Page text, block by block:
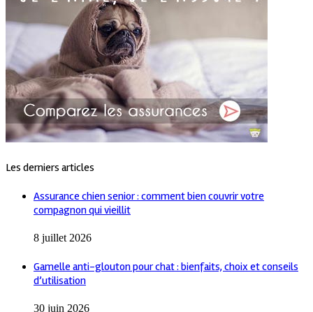
Les derniers articles
Assurance chien senior : comment bien couvrir votre
compagnon qui vieillit
8 juillet 2026
Gamelle anti-glouton pour chat : bienfaits, choix et conseils
d’utilisation
30 juin 2026